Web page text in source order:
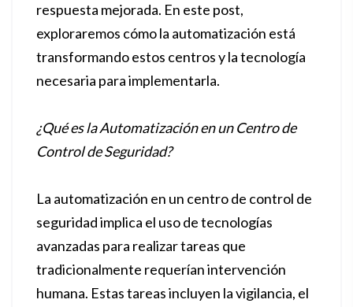
respuesta mejorada. En este post,
exploraremos cómo la automatización está
transformando estos centros y la tecnología
necesaria para implementarla.
¿Qué es la Automatización en un Centro de
Control de Seguridad?
La automatización en un centro de control de
seguridad implica el uso de tecnologías
avanzadas para realizar tareas que
tradicionalmente requerían intervención
humana. Estas tareas incluyen la vigilancia, el